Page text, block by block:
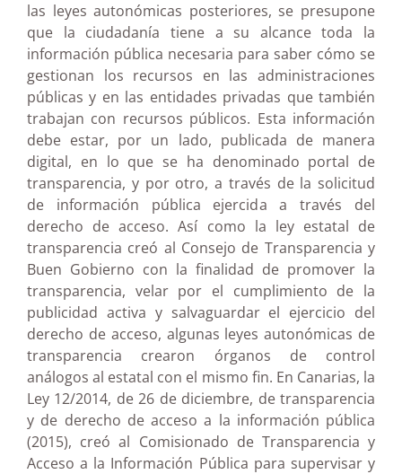
las leyes autonómicas posteriores, se presupone
que la ciudadanía tiene a su alcance toda la
información pública necesaria para saber cómo se
gestionan los recursos en las administraciones
públicas y en las entidades privadas que también
trabajan con recursos públicos. Esta información
debe estar, por un lado, publicada de manera
digital, en lo que se ha denominado portal de
transparencia, y por otro, a través de la solicitud
de información pública ejercida a través del
derecho de acceso. Así como la ley estatal de
transparencia creó al Consejo de Transparencia y
Buen Gobierno con la finalidad de promover la
transparencia, velar por el cumplimiento de la
publicidad activa y salvaguardar el ejercicio del
derecho de acceso, algunas leyes autonómicas de
transparencia crearon órganos de control
análogos al estatal con el mismo fin. En Canarias, la
Ley 12/2014, de 26 de diciembre, de transparencia
y de derecho de acceso a la información pública
(2015), creó al Comisionado de Transparencia y
Acceso a la Información Pública para supervisar y